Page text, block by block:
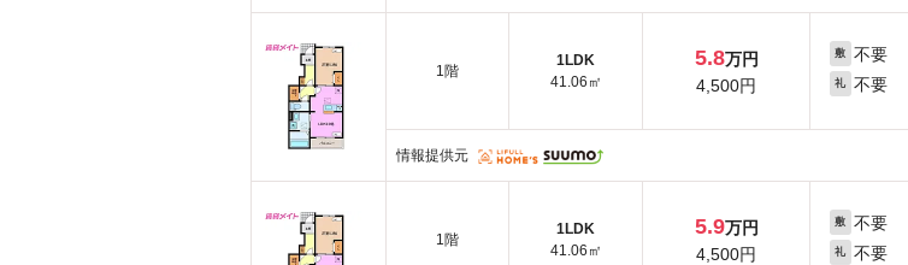
1階
1LDK
41.06㎡
5.8万円
4,500円
敷 不要
礼 不要
情報提供元
1階
1LDK
41.06㎡
5.9万円
4,500円
敷 不要
礼 不要